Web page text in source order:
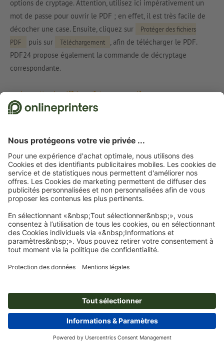
options de cryptage. Attention, utilisez ici impérativement un
mot de passe pour ouvrir le PDF ; en effet, il est très facile de
décocher une case. Ensuite, cliquez sur
Protéger des fichiers
PDF
puis sur Téléchargement
, afin de télécharger le PDF.
PDF24 propose également la commande de décryptage
correspondante.
https://tools.pdf24.org/fr/proteger-pdf
https://tools.pdf24.org/fr/deverrouiller-pdf